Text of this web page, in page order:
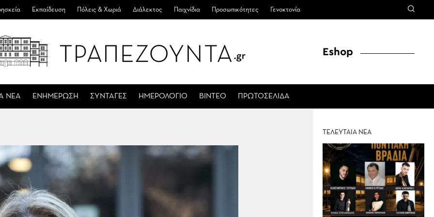
Εκπαίδευση Πόλεις & Χωριά Διάλεκτος Παιχνίδια Προσωπικότητες Γενοκτονία
ΝΕΑ ΕΝΗΜΕΡΩΣΗ ΣΥΝΤΑΓΕΣ ΗΜΕΡΟΛΟΓΙΟ ΒΙΝΤΕΟ ΠΡΩΤΟΣΕΛΙΔΑ
Eshop
ΤΕΛΕΥΤΑΙΑ ΝΕΑ